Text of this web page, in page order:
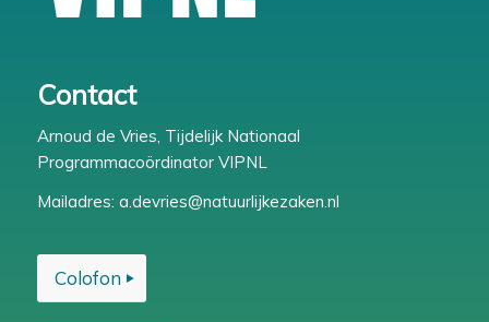
Contact
Arnoud de Vries, Tijdelijk Nationaal
Programmacoördinator VIPNL
Mailadres: a.devries@natuurlijkezaken.nl
Colofon